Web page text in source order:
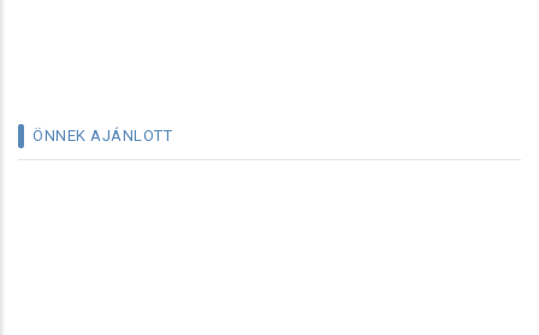
ÖNNEK AJÁNLOTT